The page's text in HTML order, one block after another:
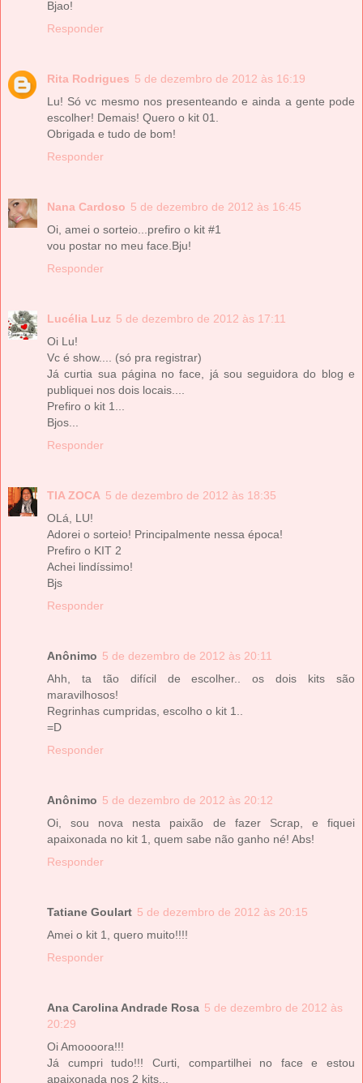
Bjao!
Responder
Rita Rodrigues 5 de dezembro de 2012 às 16:19
Lu! Só vc mesmo nos presenteando e ainda a gente pode
escolher! Demais! Quero o kit 01.
Obrigada e tudo de bom!
Responder
Nana Cardoso 5 de dezembro de 2012 às 16:45
Oi, amei o sorteio...prefiro o kit #1
vou postar no meu face.Bju!
Responder
Lucélia Luz 5 de dezembro de 2012 às 17:11
Oi Lu!
Vc é show.... (só pra registrar)
Já curtia sua página no face, já sou seguidora do blog e
publiquei nos dois locais....
Prefiro o kit 1...
Bjos...
Responder
TIA ZOCA 5 de dezembro de 2012 às 18:35
OLá, LU!
Adorei o sorteio! Principalmente nessa época!
Prefiro o KIT 2
Achei lindíssimo!
Bjs
Responder
Anônimo 5 de dezembro de 2012 às 20:11
Ahh, ta tão difícil de escolher.. os dois kits são
maravilhosos!
Regrinhas cumpridas, escolho o kit 1..
=D
Responder
Anônimo 5 de dezembro de 2012 às 20:12
Oi, sou nova nesta paixão de fazer Scrap, e fiquei
apaixonada no kit 1, quem sabe não ganho né! Abs!
Responder
Tatiane Goulart 5 de dezembro de 2012 às 20:15
Amei o kit 1, quero muito!!!!
Responder
Ana Carolina Andrade Rosa 5 de dezembro de 2012 às
20:29
Oi Amoooora!!!
Já cumpri tudo!!! Curti, compartilhei no face e estou
apaixonada nos 2 kits...